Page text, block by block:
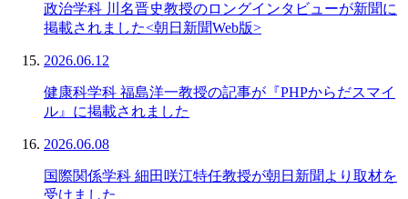
政治学科 川名晋史教授のロングインタビューが新聞に
掲載されました<朝日新聞Web版>
2026.06.12
健康科学科 福島洋一教授の記事が『PHPからだスマイ
ル』に掲載されました
2026.06.08
国際関係学科 細田咲江特任教授が朝日新聞より取材を
受けました